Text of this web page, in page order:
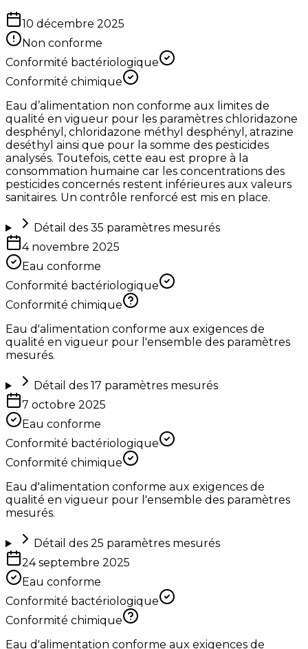
10 décembre 2025
Non conforme
Conformité bactériologique
Conformité chimique
Eau d’alimentation non conforme aux limites de
qualité en vigueur pour les paramètres chloridazone
desphényl, chloridazone méthyl desphényl, atrazine
deséthyl ainsi que pour la somme des pesticides
analysés. Toutefois, cette eau est propre à la
consommation humaine car les concentrations des
pesticides concernés restent inférieures aux valeurs
sanitaires. Un contrôle renforcé est mis en place.
Détail des 35 paramètres mesurés
4 novembre 2025
Eau conforme
Conformité bactériologique
Conformité chimique
Eau d'alimentation conforme aux exigences de
qualité en vigueur pour l'ensemble des paramètres
mesurés.
Détail des 17 paramètres mesurés
7 octobre 2025
Eau conforme
Conformité bactériologique
Conformité chimique
Eau d'alimentation conforme aux exigences de
qualité en vigueur pour l'ensemble des paramètres
mesurés.
Détail des 25 paramètres mesurés
24 septembre 2025
Eau conforme
Conformité bactériologique
Conformité chimique
Eau d'alimentation conforme aux exigences de